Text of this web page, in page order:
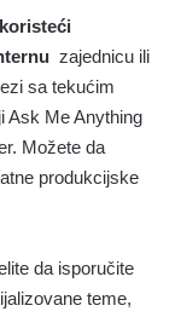
zajednicu ili
sa tekućim
Ask Me Anything
Možete da
produkcijske
da isporučite
teme,